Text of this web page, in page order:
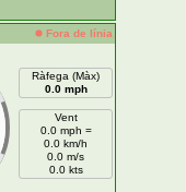
Fora de línia
Ràfega (Màx)
0.0 mph
Vent
0.0 mph =
0.0 km/h
0.0 m/s
0.0 kts